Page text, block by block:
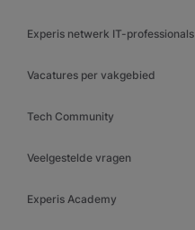
Experis netwerk IT-professionals
Vacatures per vakgebied
Tech Community
Veelgestelde vragen
Experis Academy